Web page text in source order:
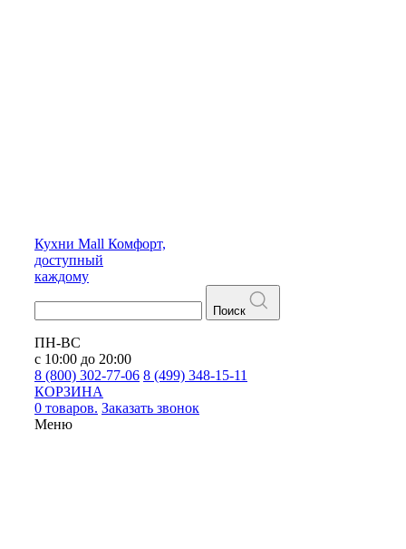
Кухни Mall Комфорт,
доступный
каждому
Поиск
ПН-ВС
с 10:00 до 20:00
8 (800) 302-77-06 8 (499) 348-15-11
КОРЗИНА
0 товаров. Заказать звонок
Меню